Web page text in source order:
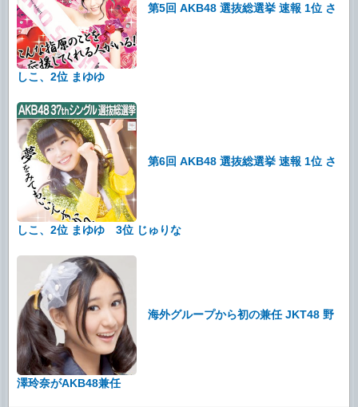
第5回 AKB48 選抜総選挙 速報 1位 さ
しこ、2位 まゆゆ
第6回 AKB48 選抜総選挙 速報 1位 さ
しこ、2位 まゆゆ 3位 じゅりな
海外グループから初の兼任 JKT48 野
澤玲奈がAKB48兼任